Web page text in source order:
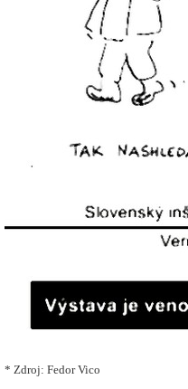
* Zdroj: Fedor Vico